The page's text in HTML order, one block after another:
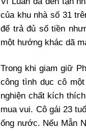
của khu nhà số 31
để trả đủ số tiền
một hướng khác dã
Trong khi giam giữ
công tình dục cô
nghiện chất kích
mua vui. Cô gái 23
ống nước. Nếu Mẫn